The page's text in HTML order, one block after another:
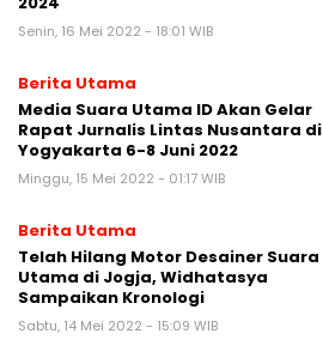
Senin, 16 Mei 2022 - 18:01 WIB
Berita Utama
Media Suara Utama ID Akan Gelar
Rapat Jurnalis Lintas Nusantara di
Yogyakarta 6-8 Juni 2022
Minggu, 15 Mei 2022 - 01:17 WIB
Berita Utama
Telah Hilang Motor Desainer Suara
Utama di Jogja, Widhatasya
Sampaikan Kronologi
Sabtu, 14 Mei 2022 - 15:09 WIB